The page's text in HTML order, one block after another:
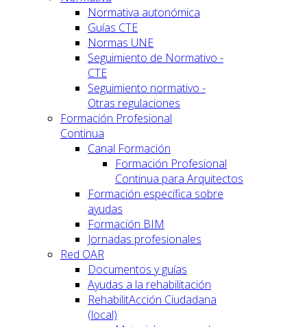
Normativa autonómica
Guías CTE
Normas UNE
Seguimiento de Normativo -
CTE
Seguimiento normativo -
Otras regulaciones
Formación Profesional
Continua
Canal Formación
Formación Profesional
Continua para Arquitectos
Formación específica sobre
ayudas
Formación BIM
Jornadas profesionales
Red OAR
Documentos y guías
Ayudas a la rehabilitación
RehabilitAcción Ciudadana
(local)